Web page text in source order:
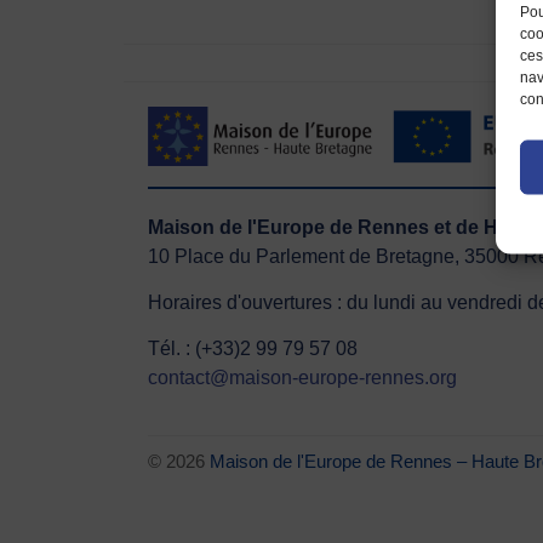
Maison de l'Europe de Rennes et de
10 Place du Parlement de Bretagne, 35000
Horaires d'ouvertures : du lundi au vendredi
Tél. : (+33)2 99 79 57 08
contact@maison-europe-rennes.org
© 2026 Maison de l'Europe de Rennes – Haute